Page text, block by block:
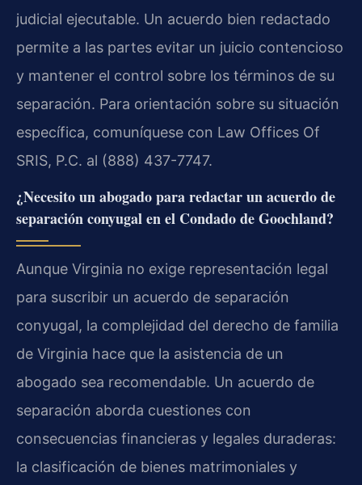
judicial ejecutable. Un acuerdo bien redactado
permite a las partes evitar un juicio contencioso
y mantener el control sobre los términos de su
separación. Para orientación sobre su situación
específica, comuníquese con Law Offices Of
SRIS, P.C. al (888) 437-7747.
¿Necesito un abogado para redactar un acuerdo de
separación conyugal en el Condado de Goochland?
Aunque Virginia no exige representación legal
para suscribir un acuerdo de separación
conyugal, la complejidad del derecho de familia
de Virginia hace que la asistencia de un
abogado sea recomendable. Un acuerdo de
separación aborda cuestiones con
consecuencias financieras y legales duraderas:
la clasificación de bienes matrimoniales y